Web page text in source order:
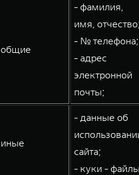
общие
- фамилия,
имя,
- № телефона;
- адрес
электронной
почты;
иные
- данные об
сайта;
- куки -